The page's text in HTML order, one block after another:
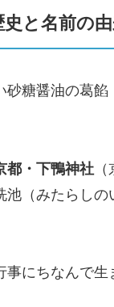
史と名前の
糖醤油の葛
都・下鴨神社
（みたらしの
にちなんで生